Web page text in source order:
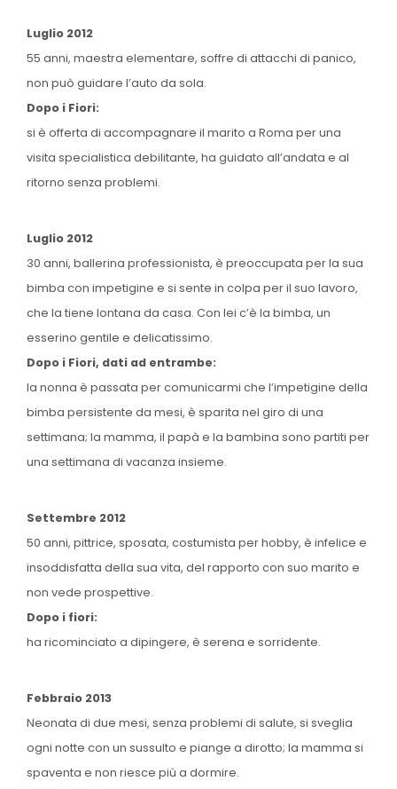
Luglio 2012
55 anni, maestra elementare, soffre di attacchi di panico,
non può guidare l’auto da sola.
Dopo i Fiori:
si è offerta di accompagnare il marito a Roma per una
visita specialistica debilitante, ha guidato all’andata e al
ritorno senza problemi.
Luglio 2012
30 anni, ballerina professionista, è preoccupata per la sua
bimba con impetigine e si sente in colpa per il suo lavoro,
che la tiene lontana da casa. Con lei c’è la bimba, un
esserino gentile e delicatissimo.
Dopo i Fiori, dati ad entrambe:
la nonna è passata per comunicarmi che l’impetigine della
bimba persistente da mesi, è sparita nel giro di una
settimana; la mamma, il papà e la bambina sono partiti per
una settimana di vacanza insieme.
Settembre 2012
50 anni, pittrice, sposata, costumista per hobby, è infelice e
insoddisfatta della sua vita, del rapporto con suo marito e
non vede prospettive.
Dopo i fiori:
ha ricominciato a dipingere, è serena e sorridente.
Febbraio 2013
Neonata di due mesi, senza problemi di salute, si sveglia
ogni notte con un sussulto e piange a dirotto; la mamma si
spaventa e non riesce più a dormire.